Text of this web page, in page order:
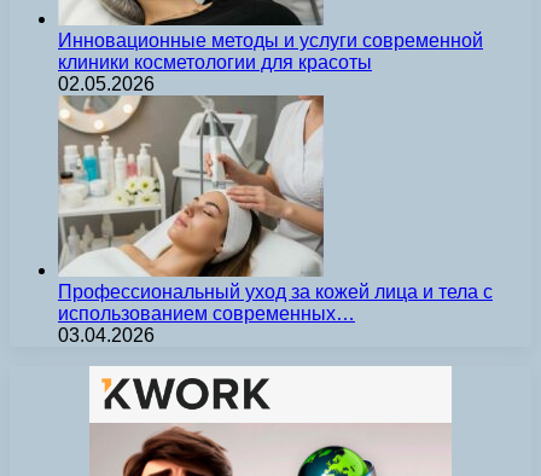
Инновационные методы и услуги современной
клиники косметологии для красоты
02.05.2026
Профессиональный уход за кожей лица и тела с
использованием современных…
03.04.2026